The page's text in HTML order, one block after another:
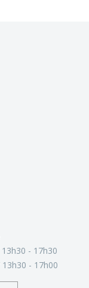
13h30 - 17h30
13h30 - 17h00